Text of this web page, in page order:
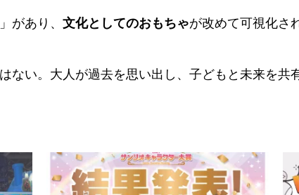
があり、 文化としてのおもちゃが改めて可視化さ
ない。大人が過去を思い出し、子どもと未来を